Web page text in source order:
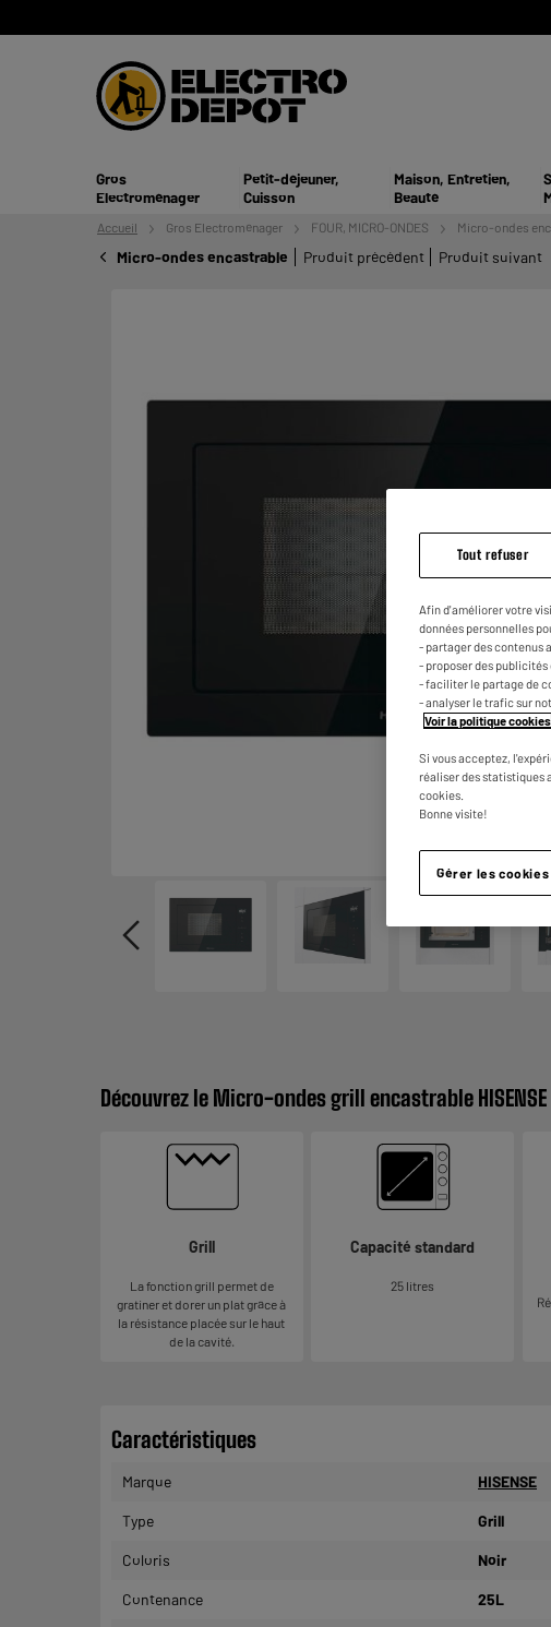
Gros
Electroménager
Petit-déjeuner,
Cuisson
Maison, Entretien,
Beauté
Accueil Gros Electroménager FOUR, MICRO-ONDES Micro-ondes
Micro-ondes encastrable Produit précédent Produit suivant
Découvrez le Micro-ondes grill encastrable HISENSE
Grill
La fonction grill permet de
gratiner et dorer un plat grâce à
la résistance placée sur le haut
de la cavité.
Capacité standard
25 litres
Caractéristiques
Marque HISENSE
Type Grill
Coloris Noir
Contenance 25L
Tout refuser
Afin d'améliorer votre
données personnelles
- partager des contenus
- proposer des
- faciliter le partage de
- analyser le trafic sur
Voir la politique cookies
Si vous acceptez,
réaliser des statistiques
cookies.
Bonne visite!
Gérer les cookies